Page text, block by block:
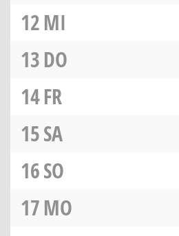
12MI
13DO
14FR
15SA
16SO
17MO